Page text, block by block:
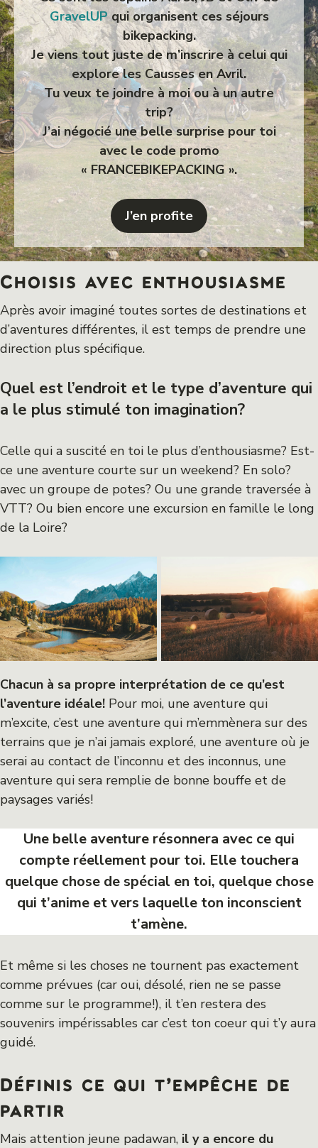
GravelUPqui organisent ces séjours
bikepacking.
Je viens tout juste de m’inscrire à celui qui
explore les Causses en Avril.
Tu veux te joindre à moi ou à un autre
trip?
J’ai négocié une belle surprise pour toi
avec le code promo
« FRANCEBIKEPACKING ».
J’en profite
Choisis avec enthousiasme
Après avoir imaginé toutes sortes de destinations et
d’aventures différentes, il est temps de prendre une
direction plus spécifique.
Quel est l’endroit et le type d’aventure qui
a le plus stimulé ton imagination?
Celle qui a suscité en toi le plus d’enthousiasme? Est-
ce une aventure courte sur un weekend? En solo?
avec un groupe de potes? Ou une grande traversée à
VTT? Ou bien encore une excursion en famille le long
de la Loire?
Chacun à sa propre interprétation de ce qu’est
l’aventure idéale! Pour moi, une aventure qui
m’excite, c’est une aventure qui m’emmènera sur des
terrains que je n’ai jamais exploré, une aventure où je
serai au contact de l’inconnu et des inconnus, une
aventure qui sera remplie de bonne bouffe et de
paysages variés!
Une belle aventure résonnera avec ce qui
compte réellement pour toi. Elle touchera
quelque chose de spécial en toi, quelque chose
qui t’anime et vers laquelle ton inconscient
t’amène.
Et même si les choses ne tournent pas exactement
comme prévues (car oui, désolé, rien ne se passe
comme sur le programme!), il t’en restera des
souvenirs impérissables car c’est ton coeur qui t’y aura
guidé.
Définis ce qui t’empêche de
partir
Mais attention jeune padawan, il y a encore du